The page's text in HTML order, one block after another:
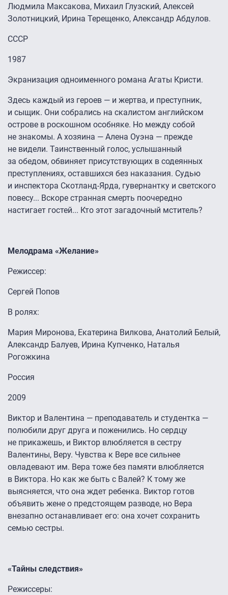
Людмила Максакова, Михаил Глузский, Алексей
Золотницкий, Ирина Терещенко, Александр Абдулов.
СССР
1987
Экранизация одноименного романа Агаты Кристи.
Здесь каждый из героев — и жертва, и преступник,
и сыщик. Они собрались на скалистом английском
острове в роскошном особняке. Но между собой
не знакомы. А хозяина — Алена Оуэна — прежде
не видели. Таинственный голос, услышанный
за обедом, обвиняет присутствующих в содеянных
преступлениях, оставшихся без наказания. Судью
и инспектора Скотланд-Ярда, гувернантку и светского
повесу... Вскоре странная смерть поочередно
настигает гостей... Кто этот загадочный мститель?
Мелодрама «Желание»
Режиссер:
Сергей Попов
В ролях:
Мария Миронова, Екатерина Вилкова, Анатолий Белый,
Александр Балуев, Ирина Купченко, Наталья
Рогожкина
Россия
2009
Виктор и Валентина — преподаватель и студентка —
полюбили друг друга и поженились. Но сердцу
не прикажешь, и Виктор влюбляется в сестру
Валентины, Веру. Чувства к Вере все сильнее
овладевают им. Вера тоже без памяти влюбляется
в Виктора. Но как же быть с Валей? К тому же
выясняется, что она ждет ребенка. Виктор готов
объявить жене о предстоящем разводе, но Вера
внезапно останавливает его: она хочет сохранить
семью сестры.
«Тайны следствия»
Режиссеры: